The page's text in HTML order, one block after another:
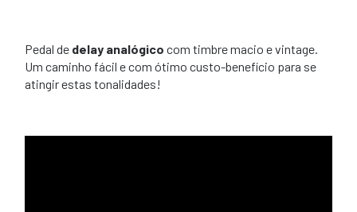
Pedal de delay analógico com timbre macio e vintage.
Um caminho fácil e com ótimo custo-benefício para se
atingir estas tonalidades!